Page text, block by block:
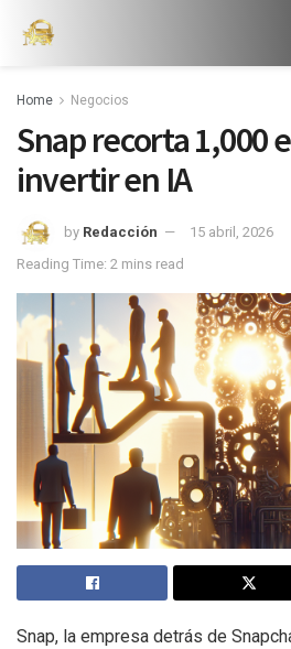
Home Negocios
Snap recorta 1,000
invertir en IA
by Redacción
15 abril, 2026
Reading Time: 2 mins read
Snap, la empresa detrás de